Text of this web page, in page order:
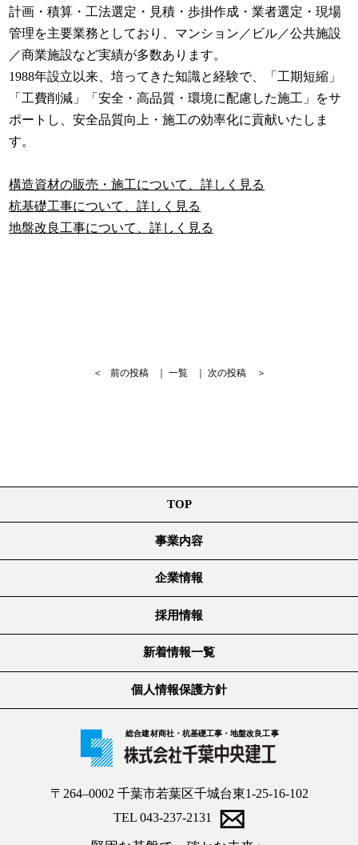
計画・積算・工法選定・見積・歩掛作成・業者選定・現場
管理を主要業務としており、マンション／ビル／公共施設
／商業施設など実績が多数あります。
1988年設立以来、培ってきた知識と経験で、「工期短縮」
「工費削減」「安全・高品質・環境に配慮した施工」をサ
ポートし、安全品質向上・施工の効率化に貢献いたしま
す。
構造資材の販売・施工について、詳しく見る
杭基礎工事について、詳しく見る
地盤改良工事について、詳しく見る
＜ 前の投稿 ｜ 一覧 ｜ 次の投稿 ＞
TOP
事業内容
企業情報
採用情報
新着情報一覧
個人情報保護方針
総合建材商社・杭基礎工事・地盤改良工事
〒264–0002 千葉市若葉区千城台東1-25-16-102
TEL 043-237-2131